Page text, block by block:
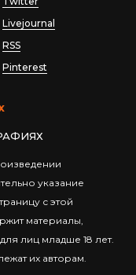
Livejournal
RSS
Pinterest
указание
с этой
материалы,
лиц младше 18 лет.
их авторам.